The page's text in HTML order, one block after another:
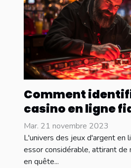
Comment
casino en ligne
sécurisé ?
Mar. 21 novembre 2023
L'univers des jeux d'argent en
essor considérable, attirant de
en quête...